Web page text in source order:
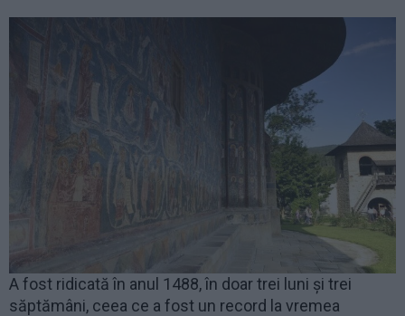
A fost ridicată în anul 1488, în doar trei luni și trei
săptămâni, ceea ce a fost un record la vremea